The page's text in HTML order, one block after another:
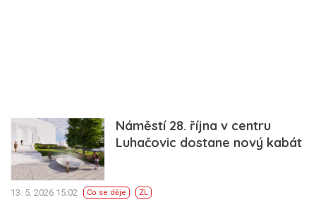
Náměstí 28. října v centru
Luhačovic dostane nový kabát
13. 5. 2026 15:02 Co se děje ZL